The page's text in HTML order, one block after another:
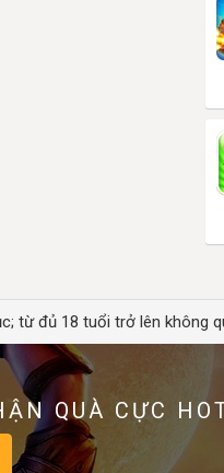
từ đủ 18 tuổi trở lên không
QUÀ CỰC